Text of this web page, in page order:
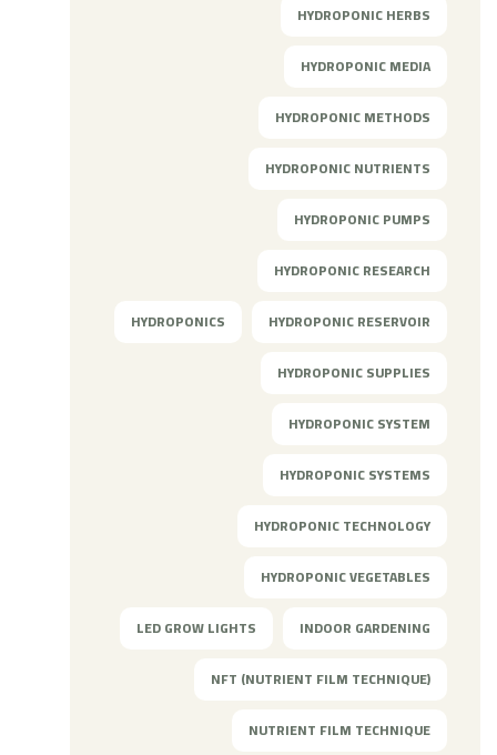
HYDROPONIC HERBS
HYDROPONIC MEDIA
HYDROPONIC METHODS
HYDROPONIC NUTRIENTS
HYDROPONIC PUMPS
HYDROPONIC RESEARCH
HYDROPONIC RESERVOIR
HYDROPONICS
HYDROPONIC SUPPLIES
HYDROPONIC SYSTEM
HYDROPONIC SYSTEMS
HYDROPONIC TECHNOLOGY
HYDROPONIC VEGETABLES
INDOOR GARDENING
LED GROW LIGHTS
NFT (NUTRIENT FILM TECHNIQUE)
NUTRIENT FILM TECHNIQUE